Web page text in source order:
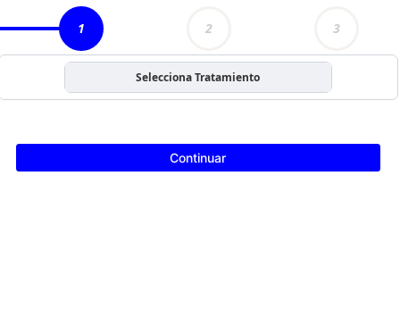
1 2 3
Selecciona Tratamiento
Continuar